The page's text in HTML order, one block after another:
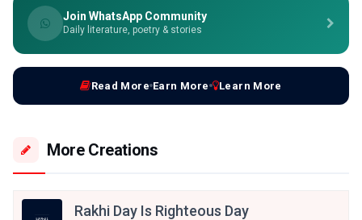
Join WhatsApp Community
Daily literature, poetry & stories
Read More Earn More Learn More
More Creations
Rakhi Day Is Righteous Day